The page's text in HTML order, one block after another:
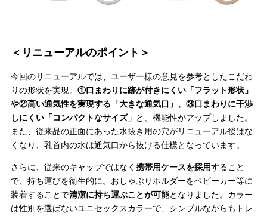
＜リニューアルのポイント＞
今回のリニューアルでは、ユーザー様の意見を参考としたこだわ
りの形状を実現。 ①口まわりに跡が付きにくい「フラット形状」
や②高い通気性を実現する「大きな通気口」、③口まわりに干渉
しにくい「コンパクトなサイズ」 と、機能性がアップしました。
また、従来品の正面にあった水抜き用の穴がリニューアル後はな
くなり、乳首内の水は通気口から抜ける仕様となっています。
さらに、従来のキャップではなく 携帯用ケースを採用すること
で、持ち運びを衛生的に。おしゃぶりホルダーをベビーカー等に
装着することで清潔に持ち運ぶことが可能となりました。カラー
は性別を選ばないユニセックスカラーで、シンプルながらもトレ